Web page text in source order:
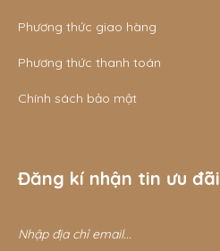
Phương thức giao hàng
Phương thức thanh toán
Chính sách bảo mật
Đăng kí nhận tin ưu đãi